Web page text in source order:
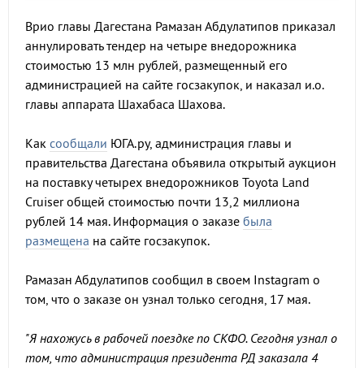
Врио главы Дагестана Рамазан Абдулатипов приказал
аннулировать тендер на четыре внедорожника
стоимостью 13 млн рублей, размещенный его
администрацией на сайте госзакупок, и наказал и.о.
главы аппарата Шахабаса Шахова.
Как сообщали ЮГА.ру, администрация главы и
правительства Дагестана объявила открытый аукцион
на поставку четырех внедорожников Toyota Land
Cruiser общей стоимостью почти 13,2 миллиона
рублей 14 мая. Информация о заказе была
размещена на сайте госзакупок.
Рамазан Абдулатипов сообщил в своем Instagram о
том, что о заказе он узнал только сегодня, 17 мая.
"Я нахожусь в рабочей поездке по СКФО. Сегодня узнал о
том, что администрация президента РД заказала 4